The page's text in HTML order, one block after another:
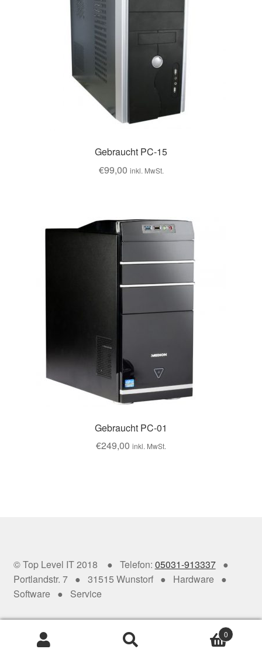
Gebraucht PC-15
€99,00 inkl. MwSt.
Gebraucht PC-01
€249,00 inkl. MwSt.
© Top Level IT 2018 ● Telefon: 05031-913337●
Portlandstr. 7 ● 31515 Wunstorf ● Hardware ●
Software ● Service
0